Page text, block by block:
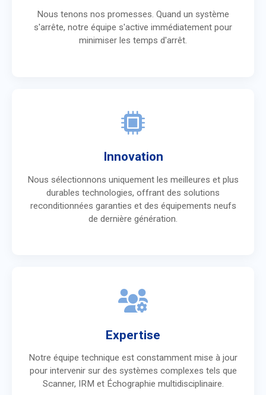
Nous tenons nos promesses. Quand un système
s'arrête, notre équipe s'active immédiatement pour
minimiser les temps d'arrêt.
Innovation
Nous sélectionnons uniquement les meilleures et plus
durables technologies, offrant des solutions
reconditionnées garanties et des équipements neufs
de dernière génération.
Expertise
Notre équipe technique est constamment mise à jour
pour intervenir sur des systèmes complexes tels que
Scanner, IRM et Échographie multidisciplinaire.